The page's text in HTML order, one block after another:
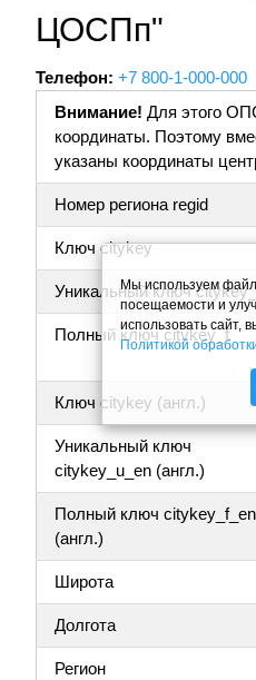
ЦОСПп"
Телефон: +7 800-1-000-000
Внимание! Для этого
координаты. Поэтому
указаны координаты
Номер региона regid
Ключ citykey
Уникальный ключ
Полный ключ citykey_f
Ключ citykey (англ.)
Уникальный ключ
citykey_u_en (англ.)
Полный ключ citykey_f_en
(англ.)
Широта
Долгота
Регион
Мы используем
посещаемости и
использовать сайт,
Политикой